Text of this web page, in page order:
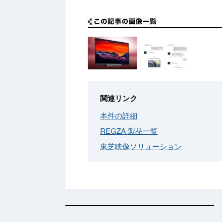
関連リンク
本件の詳細
REGZA 製品一覧
東芝映像ソリューション